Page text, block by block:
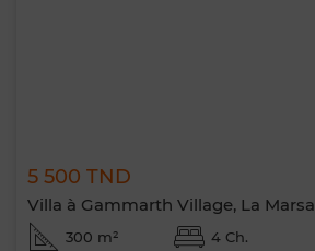
5 500 TND
Villa à Gammarth Village, La Marsa
300 m² 4 Ch.